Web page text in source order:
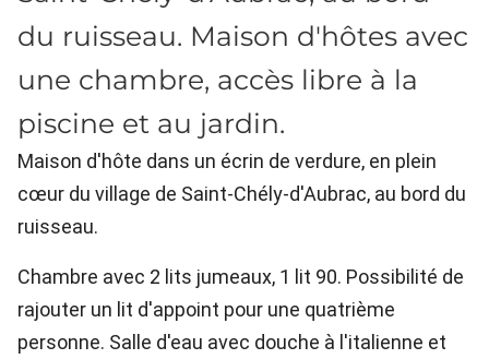
du ruisseau. Maison d'hôtes avec
une chambre, accès libre à la
piscine et au jardin.
Maison d'hôte dans un écrin de verdure, en plein
cœur du village de Saint-Chély-d'Aubrac, au bord du
ruisseau.
Chambre avec 2 lits jumeaux, 1 lit 90. Possibilité de
rajouter un lit d'appoint pour une quatrième
personne. Salle d'eau avec douche à l'italienne et